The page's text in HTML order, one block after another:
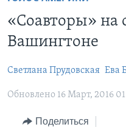
основной
контент
навигации
Перейти
ПРОГРАММЫ
НОВОСТИ ЗА МИНУТУ
ИТОГИ
ПОЧЕМУ ЭТО ВАЖНО?
УЧИМ АНГЛИЙСКИЙ
НАША АМЕРИКАНСКАЯ
А КАК В АМЕРИКЕ?
ЭКСПЕРТИЗА
ИНТЕРВЬЮ
ФАКТЫ ПРОТИВ ФЕЙКОВ
«Соавторы» на
Вашингтоне
Cветлана Прудовская Ева
Обновлено 16 Март, 2016
Поделиться